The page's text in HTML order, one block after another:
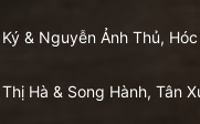
& Nguyễn Ảnh Thủ,
Hà & Song Hành, Tân